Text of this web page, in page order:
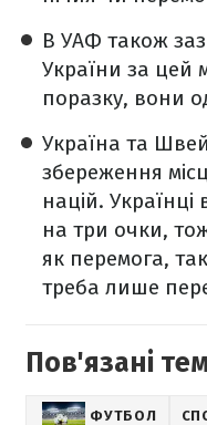
В УАФ також
України за цей
поразку, вони
Україна та
збереження
націй.
на три очки,
як перемога,
треба лише
Пов'язані
ФУТБОЛ